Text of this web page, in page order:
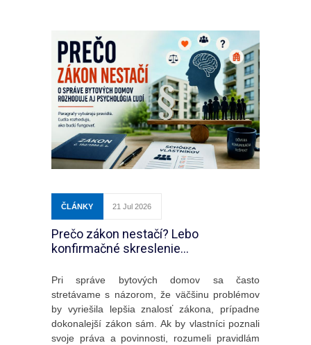
ČLÁNKY 21 Jul 2026
Prečo zákon nestačí? Lebo
konfirmačné skreslenie...
Pri správe bytových domov sa často
stretávame s názorom, že väčšinu problémov
by vyriešila lepšia znalosť zákona, prípadne
dokonalejší zákon sám. Ak by vlastníci poznali
svoje práva a povinnosti, rozumeli pravidlám